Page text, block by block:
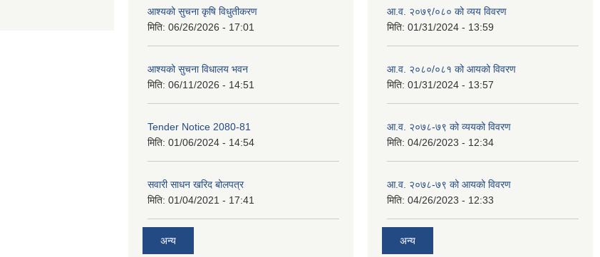
आश्यको सुचना कृषि विधुतीकरण
मिति: 06/26/2026 - 17:01
आश्यको सुचना विधालय भवन
मिति: 06/11/2026 - 14:51
Tender Notice 2080-81
मिति: 01/06/2024 - 14:54
सवारी साधन खरिद बोलपत्र
मिति: 01/04/2021 - 17:41
अन्य
आ.व. २०७९/०८० को व्यय विवरण
मिति: 01/31/2024 - 13:59
आ.व. २०८०/०८१ को आयको विवरण
मिति: 01/31/2024 - 13:57
आ.व. २०७८-७९ को व्ययको विवरण
मिति: 04/26/2023 - 12:34
आ.व. २०७८-७९ को आयको विवरण
मिति: 04/26/2023 - 12:33
अन्य